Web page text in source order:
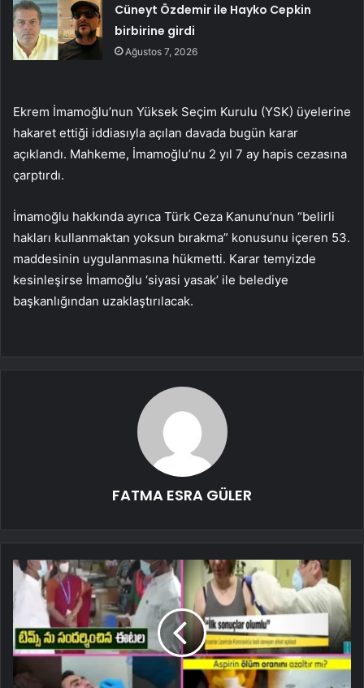
Cüneyt Özdemir ile Hayko Cepkin
birbirine girdi
Ağustos 7, 2026
Ekrem İmamoğlu’nun Yüksek Seçim Kurulu (YSK) üyelerine
hakaret ettiği iddiasıyla açılan davada bugün karar
açıklandı. Mahkeme, İmamoğlu’nu 2 yıl 7 ay hapis cezasına
çarptırdı.
İmamoğlu hakkında ayrıca Türk Ceza Kanunu’nun “belirli
hakları kullanmaktan yoksun bırakma” konusunu içeren 53.
maddesinin uygulanmasına hükmetti. Karar temyizde
kesinleşirse İmamoğlu ‘siyasi yasak’ ile belediye
başkanlığından uzaklaştırılacak.
FATMA ESRA GÜLER